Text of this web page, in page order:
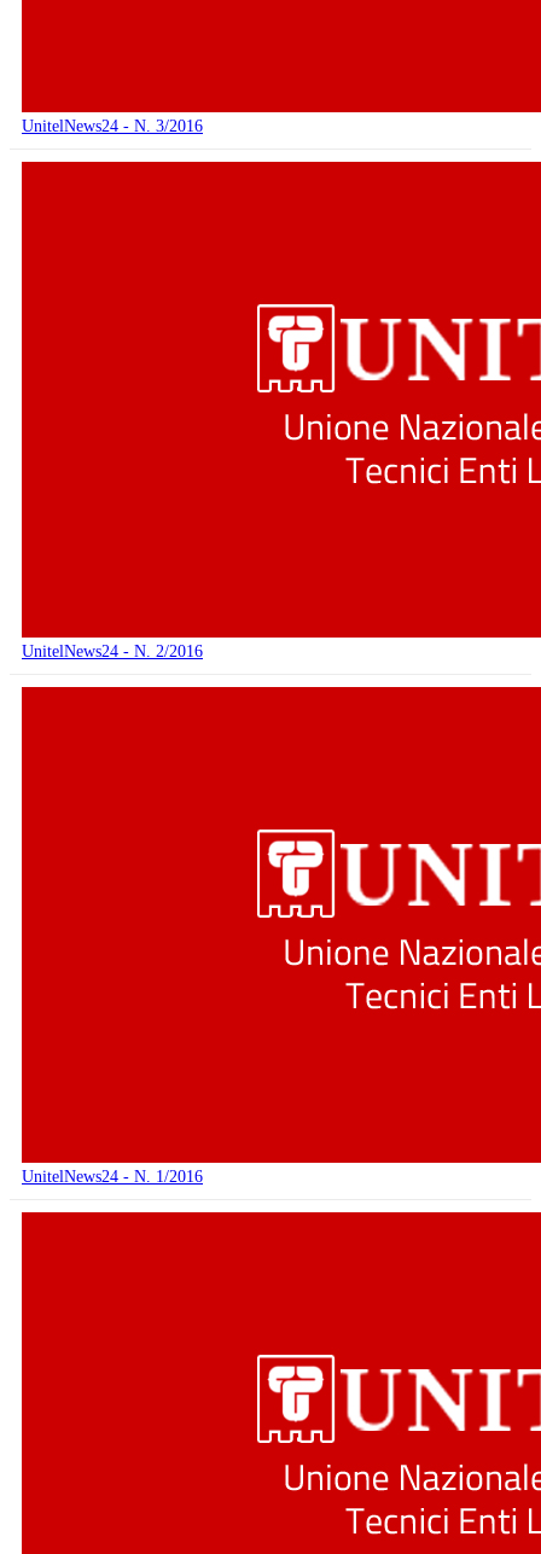
UnitelNews24 - N. 3/2016
UnitelNews24 - N. 2/2016
UnitelNews24 - N. 1/2016